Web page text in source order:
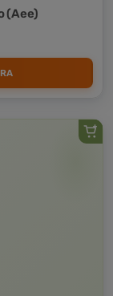
(Aee)